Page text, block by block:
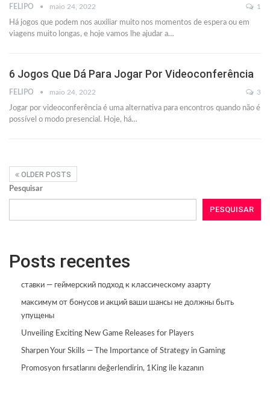
FELIPO maio 24, 2022 1
Há jogos que podem nos auxiliar muito nos momentos de espera ou em
viagens muito longas, e hoje vamos lhe ajudar a…
6 Jogos Que Dá Para Jogar Por Videoconferência
FELIPO maio 24, 2022 3
Jogar por videoconferência é uma alternativa para encontros quando não é
possível o modo presencial. Hoje, há…
OLDER POSTS
Pesquisar
PESQUISAR
Posts recentes
ставки — геймерский подход к классическому азарту
максимум от бонусов и акций ваши шансы не должны быть
упущены
Unveiling Exciting New Game Releases for Players
Sharpen Your Skills — The Importance of Strategy in Gaming
Promosyon fırsatlarını değerlendirin, 1King ile kazanın